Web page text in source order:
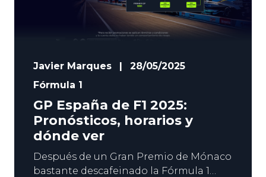
Javier Marques |
28/05/2025
Fórmula 1
GP España de F1 2025:
Pronósticos, horarios y
dónde ver
Después de un Gran Premio de Mónaco
bastante descafeinado la Fórmula 1